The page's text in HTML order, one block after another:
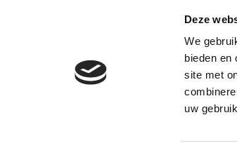
Deze
We
bieden en
site met
uw